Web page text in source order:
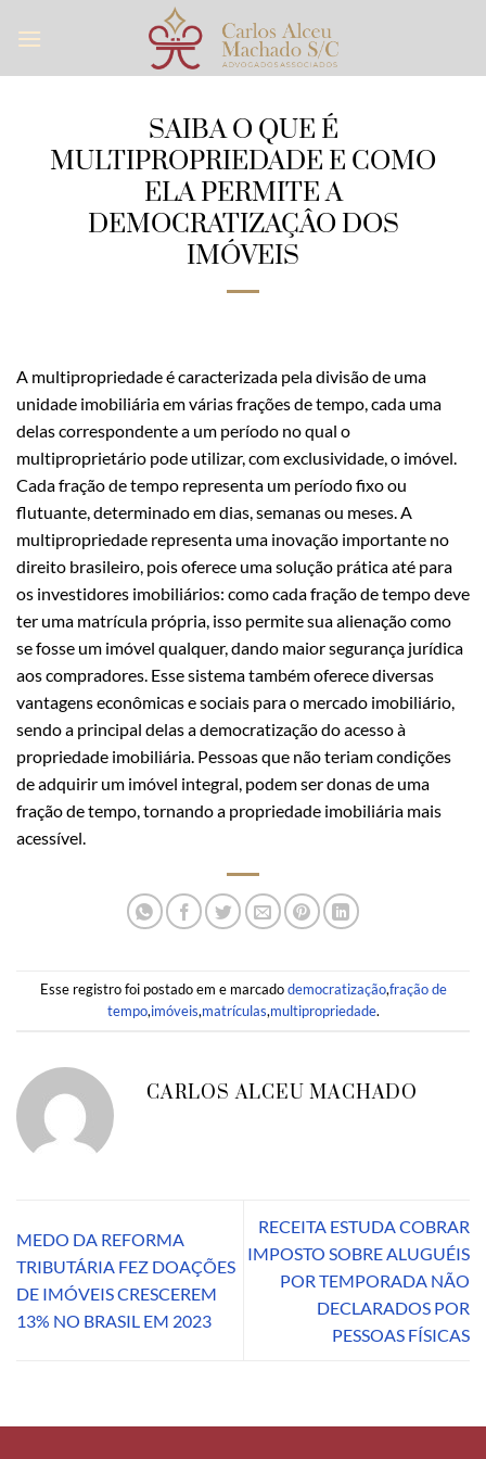
SAIBA O QUE É
MULTIPROPRIEDADE E COMO
ELA PERMITE A
DEMOCRATIZAÇÂO DOS
IMÓVEIS
A multipropriedade é caracterizada pela divisão de uma
unidade imobiliária em várias frações de tempo, cada uma
delas correspondente a um período no qual o
multiproprietário pode utilizar, com exclusividade, o imóvel.
Cada fração de tempo representa um período fixo ou
flutuante, determinado em dias, semanas ou meses. A
multipropriedade representa uma inovação importante no
direito brasileiro, pois oferece uma solução prática até para
os investidores imobiliários: como cada fração de tempo deve
ter uma matrícula própria, isso permite sua alienação como
se fosse um imóvel qualquer, dando maior segurança jurídica
aos compradores. Esse sistema também oferece diversas
vantagens econômicas e sociais para o mercado imobiliário,
sendo a principal delas a democratização do acesso à
propriedade imobiliária. Pessoas que não teriam condições
de adquirir um imóvel integral, podem ser donas de uma
fração de tempo, tornando a propriedade imobiliária mais
acessível.
Esse registro foi postado em e marcadodemocratização,fração de
tempo,imóveis,matrículas,multipropriedade.
CARLOS ALCEU MACHADO
MEDO DA REFORMA
TRIBUTÁRIA FEZ DOAÇÕES
DE IMÓVEIS CRESCEREM
13% NO BRASIL EM 2023
RECEITA ESTUDA COBRAR
IMPOSTO SOBRE ALUGUÉIS
POR TEMPORADA NÃO
DECLARADOS POR
PESSOAS FÍSICAS